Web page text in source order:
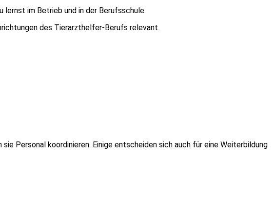
lernst im Betrieb und in der Berufsschule.
des Tierarzthelfer-Berufs relevant.
Personal koordinieren. Einige entscheiden sich auch für eine Weiterbildung